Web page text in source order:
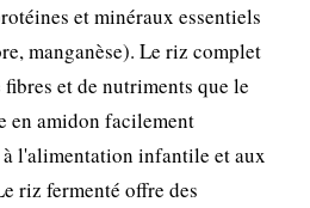
et minéraux essentiels
manganèse). Le riz complet
et de nutriments que le
en amidon facilement
l'alimentation infantile et aux
riz fermenté offre des